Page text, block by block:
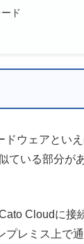
ド
ドウェアとい
ている部分が
Cloudに接
プレミス上で